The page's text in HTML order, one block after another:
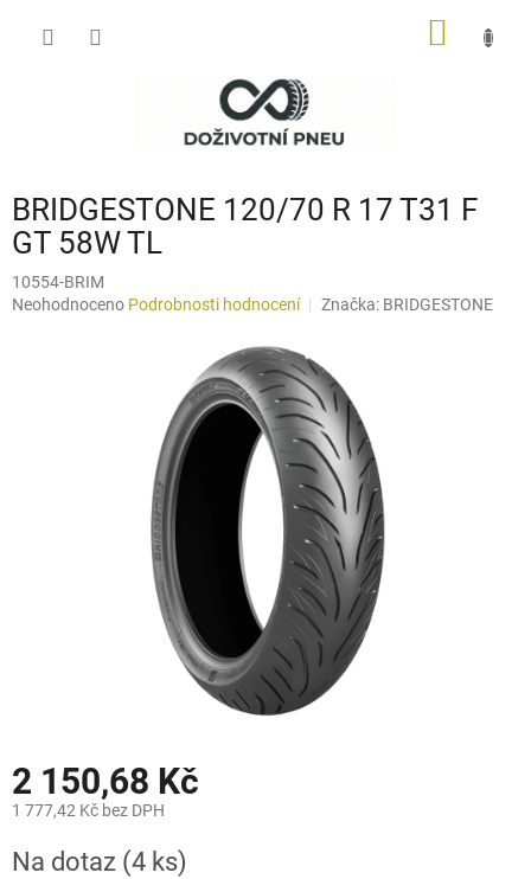
BRIDGESTONE 120/70 R 17 T31 F
GT 58W TL
10554-BRIM
Průměrné
Neohodnoceno Podrobnosti hodnocení Značka: BRIDGESTONE
2 150,68 Kč
1 777,42 Kč bez DPH
cena:
Na dotaz (4 ks)